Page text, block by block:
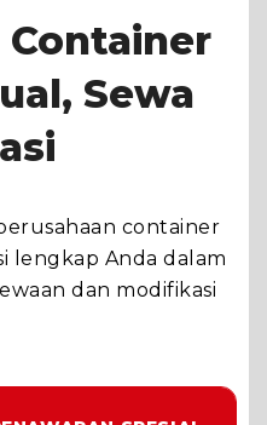
Container
Sewa
container
lengkap Anda dalam
dan modifikasi